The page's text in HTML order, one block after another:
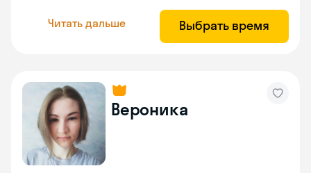
Читать дальше Выбрать время
Вероника